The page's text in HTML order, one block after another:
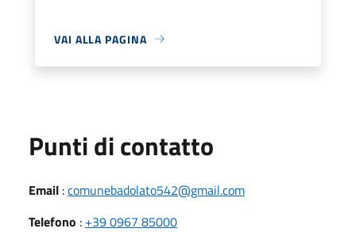
VAI ALLA PAGINA
Punti di contatto
Email :comunebadolato542@gmail.com
Telefono : +39 0967 85000